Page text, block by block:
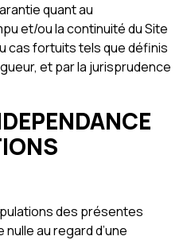
quant au
et/ou la continuité du Site
cas fortuits tels que définis
et par la jurisprudence
des présentes
au regard d’une